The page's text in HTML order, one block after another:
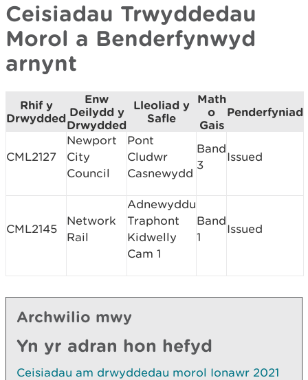
Ceisiadau Trwyddedau
Morol a Benderfynwyd
arnynt
Rhif y
Drwydded
Enw
Deilydd y
Drwydded
Lleoliad y
Safle
Math
o
Gais
Penderfyniad
CML2127
Newport
City
Council
Pont
Cludwr
Casnewydd
Band
3
Issued
CML2145
Network
Rail
Adnewyddu
Traphont
Kidwelly
Cam 1
Band
1
Issued
Archwilio mwy
Yn yr adran hon hefyd
Ceisiadau am drwyddedau morol Ionawr 2021